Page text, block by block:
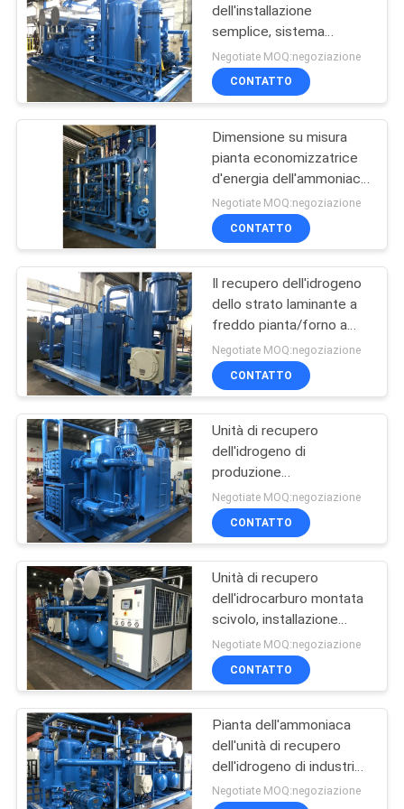
Generatori
dell'idrogeno
Cracker
dell'ammoniaca
Incrinamento del
metanolo
pila a combustibile
dell'idrogeno
dell'installazione
semplice, sistema
passivo del sistema di
recupero dell'idrogeno
Negotiate MOQ:negoziazione
CONTATTO
Dimensione su misura
pianta economizzatrice
d'energia dell'ammoniaca
dell'unità di recupero
dell'idrogeno
Negotiate MOQ:negoziazione
CONTATTO
Il recupero dell'idrogeno
dello strato laminante a
freddo pianta/forno a
campana 200 Nm3/H
Negotiate MOQ:negoziazione
CONTATTO
Unità di recupero
dell'idrogeno di
produzione
dell'ammoniaca che
ricicla lavorando 100-
3000 Nm3/H
Negotiate MOQ:negoziazione
CONTATTO
Unità di recupero
dell'idrocarburo montata
scivolo, installazione
semplice della macchina
di recupero del
refrigerante
Negotiate MOQ:negoziazione
CONTATTO
Pianta dell'ammoniaca
dell'unità di recupero
dell'idrogeno di industria
per produzione del
Negotiate MOQ:negoziazione